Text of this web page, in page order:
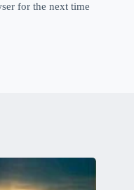
for the next time